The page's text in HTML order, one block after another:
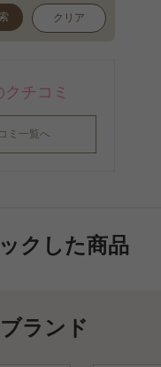
クリア
チコミ
ミ一覧へ
クした商品
ランド